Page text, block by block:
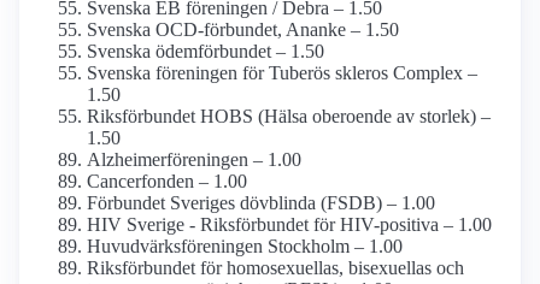
Svenska EB föreningen / Debra – 1.50
Svenska OCD-förbundet, Ananke – 1.50
Svenska ödemförbundet – 1.50
Svenska föreningen för Tuberös skleros Complex –
1.50
Riksförbundet HOBS (Hälsa oberoende av storlek) –
1.50
Alzheimerföreningen – 1.00
Cancerfonden – 1.00
Förbundet Sveriges dövblinda (FSDB) – 1.00
HIV Sverige - Riks­förbundet för HIV-positiva – 1.00
Huvudvärks­föreningen Stockholm – 1.00
Riksförbundet för homosexuellas, bisexuellas och